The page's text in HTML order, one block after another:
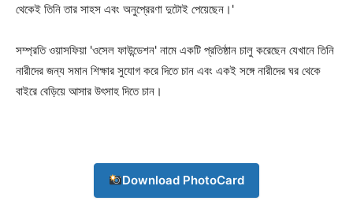
থেকেই তিনি তার সাহস এবং অনুপ্রেরণা দুটোই পেয়েছেন।'
সম্প্রতি ওয়াসফিয়া 'ওসেল ফাউন্ডেশন' নামে একটি প্রতিষ্ঠান চালু করেছেন যেখানে তিনি
নারীদের জন্য সমান শিক্ষার সুযোগ করে দিতে চান এবং একই সঙ্গে নারীদের ঘর থেকে
বাইরে বেড়িয়ে আসার উৎসাহ দিতে চান।
Download PhotoCard